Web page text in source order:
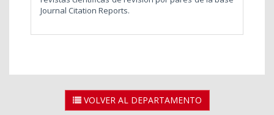
Journal Citation Reports.
VOLVER AL DEPARTAMENTO